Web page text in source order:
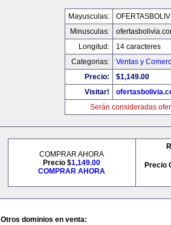
Mayusculas:
Minusculas:
Longitud:
14 caracteres
Categorias:
Ventas y
Precio:
$1,149.00
Visitar!
Serán consideradas
COMPRAR AHORA
Precio $1,149.00
COMPRAR AHORA
Precio
Otros dominios en venta: